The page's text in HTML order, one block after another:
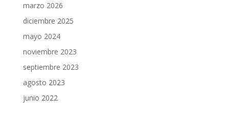
marzo 2026
diciembre 2025
mayo 2024
noviembre 2023
septiembre 2023
agosto 2023
junio 2022